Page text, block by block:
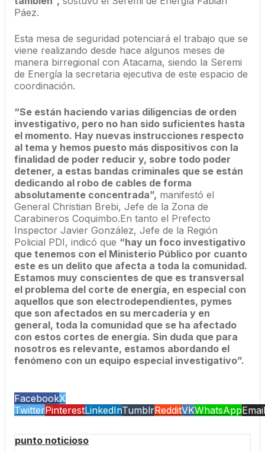
Páez.
Esta mesa de seguridad potenciará el trabajo que se
viene realizando desde hace algunos meses de
manera birregional con Atacama, siendo la Seremi
de Energía la secretaria ejecutiva de este espacio de
coordinación.
“Se están haciendo varias diligencias de orden
investigativo, pero no han sido suficientes hasta
el momento. Hay nuevas instrucciones respecto
al tema y hemos puesto más dispositivos con la
finalidad de poder reducir y, sobre todo poder
detener, a estas bandas criminales que se están
dedicando al robo de cables de forma
absolutamente concentrada”, manifestó el
General Christian Brebi, Jefe de la Zona de
Carabineros Coquimbo.En tanto el Prefecto
Inspector Javier González, Jefe de la Región
Policial PDI, indicó que “hay un foco investigativo
que tenemos con el Ministerio Público por cuanto
este es un delito que afecta a toda la comunidad.
Estamos muy conscientes de que es transversal
el problema del corte de energía, en especial con
aquellos que son electrodependientes, pymes
que son afectados en su mercadería y en
general, toda la comunidad que se ha afectado
con estos cortes de energía. Sin duda que para
nosotros es relevante, estamos abordando el
fenómeno con un equipo especial investigativo”.
FacebookX
TwitterPinterestLinkedInTumblrRedditVKWhatsAppEmail
punto noticioso